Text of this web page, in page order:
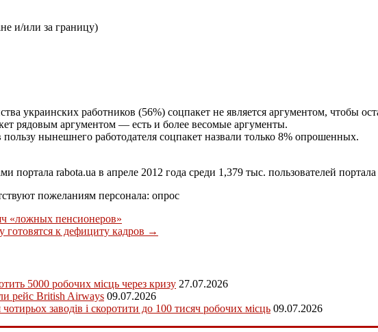
и/или за границу)
украинских работников (56%) соцпакет не является аргументом, чтобы
рядовым аргументом — есть и более весомые аргументы.
нынешнего работодателя соцпакет назвали только 8% опрошенных.
портала rabota.ua в апреле 2012 года среди 1,379 тыс. пользователей
пожеланиям персонала: опрос
«ложных пенсионеров»
к дефициту кадров →
5000 робочих місць через кризу 27.07.2026
рейс British Airways 09.07.2026
заводів і скоротити до 100 тисяч робочих місць 09.07.2026